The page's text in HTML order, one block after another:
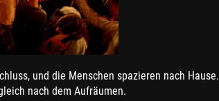
und die Menschen spazieren nach Hause.
nach dem Aufräumen.